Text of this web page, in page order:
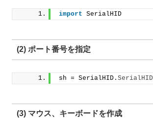
import SerialHID
(2) ポート番号を指定
sh = SerialHID. SerialHID
(3) マウス、キーボードを作成